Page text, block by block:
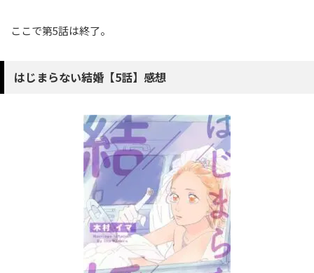
ここで第5話は終了。
はじまらない結婚【5話】感想